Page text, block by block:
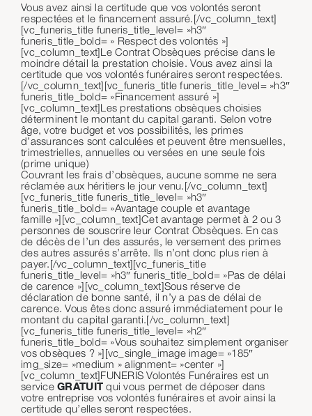
Vous avez ainsi la certitude que vos volontés seront
respectées et le financement assuré.[/vc_column_text]
[vc_funeris_title funeris_title_level= »h3″
funeris_title_bold= » Respect des volontés »]
[vc_column_text]Le Contrat Obsèques précise dans le
moindre détail la prestation choisie. Vous avez ainsi la
certitude que vos volontés funéraires seront respectées.
[/vc_column_text][vc_funeris_title funeris_title_level= »h3″
funeris_title_bold= »Financement assuré »]
[vc_column_text]Les prestations obsèques choisies
déterminent le montant du capital garanti. Selon votre
âge, votre budget et vos possibilités, les primes
d’assurances sont calculées et peuvent être mensuelles,
trimestrielles, annuelles ou versées en une seule fois
(prime unique)
Couvrant les frais d’obsèques, aucune somme ne sera
réclamée aux héritiers le jour venu.[/vc_column_text]
[vc_funeris_title funeris_title_level= »h3″
funeris_title_bold= »Avantage couple et avantage
famille »][vc_column_text]Cet avantage permet à 2 ou 3
personnes de souscrire leur Contrat Obsèques. En cas
de décès de l’un des assurés, le versement des primes
des autres assurés s’arrête. Ils n’ont donc plus rien à
payer.[/vc_column_text][vc_funeris_title
funeris_title_level= »h3″ funeris_title_bold= »Pas de délai
de carence »][vc_column_text]Sous réserve de
déclaration de bonne santé, il n’y a pas de délai de
carence. Vous êtes donc assuré immédiatement pour le
montant du capital garanti.[/vc_column_text]
[vc_funeris_title funeris_title_level= »h2″
funeris_title_bold= »Vous souhaitez simplement organiser
vos obsèques ? »][vc_single_image image= »185″
img_size= »medium » alignment= »center »]
[vc_column_text]FUNERIS Volontés Funéraires est un
serviceGRATUIT qui vous permet de déposer dans
votre entreprise vos volontés funéraires et avoir ainsi la
certitude qu’elles seront respectées.